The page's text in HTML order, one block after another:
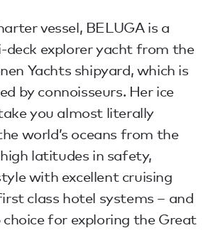
vessel, BELUGA is a
deck explorer yacht from the
Yachts shipyard, which is
by connoisseurs. Her ice
you almost literally
world’s oceans from the
latitudes in safety,
with excellent cruising
class hotel systems – and
choice for exploring the Great